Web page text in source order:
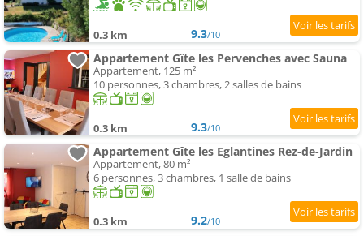
0.3 km 9.3/10
Appartement Gîte les Pervenches avec Sauna
Appartement, 125 m²
10 personnes, 3 chambres, 2 salles de bains
0.3 km 9.3/10
Appartement Gîte les Eglantines Rez-de-Jardin
Appartement, 80 m²
6 personnes, 3 chambres, 1 salle de bains
0.3 km 9.2/10